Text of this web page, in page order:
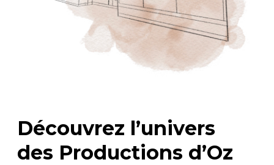
Découvrez l’univers
des Productions d’Oz